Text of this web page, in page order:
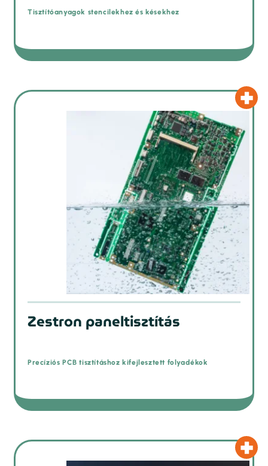
Tisztítóanyagok stencilekhez és késekhez
Zestron paneltisztítás
Precíziós PCB tisztításhoz kifejlesztett folyadékok